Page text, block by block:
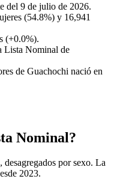
del 9 de julio de 2026.
(54.8%) y 16,941
(+0.0%).
Lista Nominal de
de Guachochi nació en
Nominal?
por sexo. La
2023.